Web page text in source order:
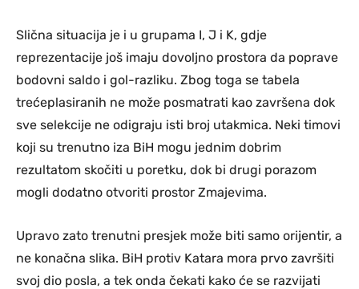
Slična situacija je i u grupama I, J i K, gdje
reprezentacije još imaju dovoljno prostora da poprave
bodovni saldo i gol-razliku. Zbog toga se tabela
trećeplasiranih ne može posmatrati kao završena dok
sve selekcije ne odigraju isti broj utakmica. Neki timovi
koji su trenutno iza BiH mogu jednim dobrim
rezultatom skočiti u poretku, dok bi drugi porazom
mogli dodatno otvoriti prostor Zmajevima.
Upravo zato trenutni presjek može biti samo orijentir, a
ne konačna slika. BiH protiv Katara mora prvo završiti
svoj dio posla, a tek onda čekati kako će se razvijati